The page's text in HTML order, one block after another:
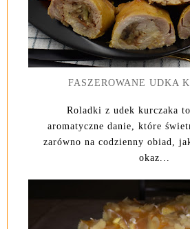
FASZEROWANE UDKA
Roladki z udek kurczaka
aromatyczne danie, które
zarówno na codzienny obiad,
okaz...